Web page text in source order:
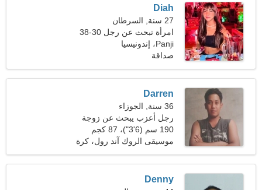
Diah
27 سنة, السرطان
امرأة تبحث عن رجل 30-38
Panji، إندونيسيا
صداقة
Darren
36 سنة, الجوزاء
رجل أعزب يبحث عن زوجة
28-34
190 سم (6'3")، 87 كجم
(191 رطلا)
موسيقى الروك آند رول، كرة
القدم
Denny